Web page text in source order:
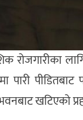
पारी
खटिएको